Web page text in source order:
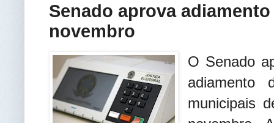
Senado aprova
novembro
O Senado
adiamento
municipais